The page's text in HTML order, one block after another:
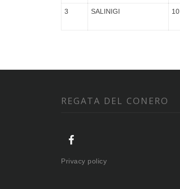
3 SALINIGI 10
REGATA DEL CONERO
Privacy policy